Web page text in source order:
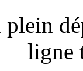
plein
ligne